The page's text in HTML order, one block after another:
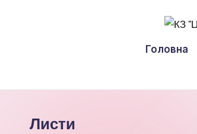
К
"
Головна
Листи